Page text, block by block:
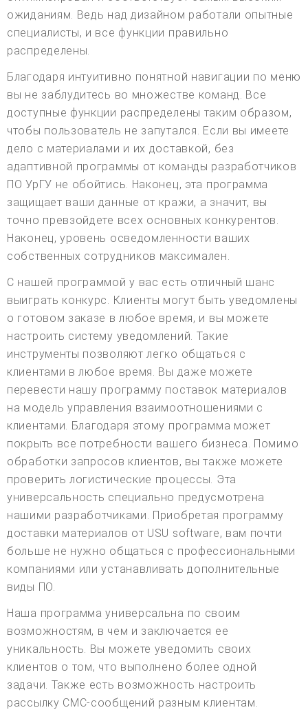
ожиданиям. Ведь над дизайном работали опытные
специалисты, и все функции правильно
распределены.
Благодаря интуитивно понятной навигации по меню
вы не заблудитесь во множестве команд. Все
доступные функции распределены таким образом,
чтобы пользователь не запутался. Если вы имеете
дело с материалами и их доставкой, без
адаптивной программы от команды разработчиков
ПО УрГУ не обойтись. Наконец, эта программа
защищает ваши данные от кражи, а значит, вы
точно превзойдете всех основных конкурентов.
Наконец, уровень осведомленности ваших
собственных сотрудников максимален.
С нашей программой у вас есть отличный шанс
выиграть конкурс. Клиенты могут быть уведомлены
о готовом заказе в любое время, и вы можете
настроить систему уведомлений. Такие
инструменты позволяют легко общаться с
клиентами в любое время. Вы даже можете
перевести нашу программу поставок материалов
на модель управления взаимоотношениями с
клиентами. Благодаря этому программа может
покрыть все потребности вашего бизнеса. Помимо
обработки запросов клиентов, вы также можете
проверить логистические процессы. Эта
универсальность специально предусмотрена
нашими разработчиками. Приобретая программу
доставки материалов от USU software, вам почти
больше не нужно общаться с профессиональными
компаниями или устанавливать дополнительные
виды ПО.
Наша программа универсальна по своим
возможностям, в чем и заключается ее
уникальность. Вы можете уведомить своих
клиентов о том, что выполнено более одной
задачи. Также есть возможность настроить
рассылку СМС-сообщений разным клиентам.